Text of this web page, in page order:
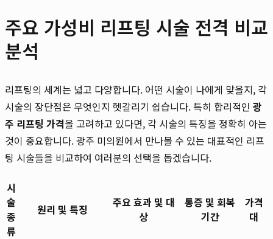
주요 가성비 리프팅 시술 전격 비교
분석
리프팅의 세계는 넓고 다양합니다. 어떤 시술이 나에게 맞을지, 각
시술의 장단점은 무엇인지 헷갈리기 쉽습니다. 특히 합리적인광
주 리프팅 가격을 고려하고 있다면, 각 시술의 특징을 정확히 아는
것이 중요합니다. 광주 미의원에서 만나볼 수 있는 대표적인 리프
팅 시술들을 비교하여 여러분의 선택을 돕겠습니다.
시
술
종
류
원리 및 특징
주요 효과 및 대
상
통증 및 회복
기간
가격
대